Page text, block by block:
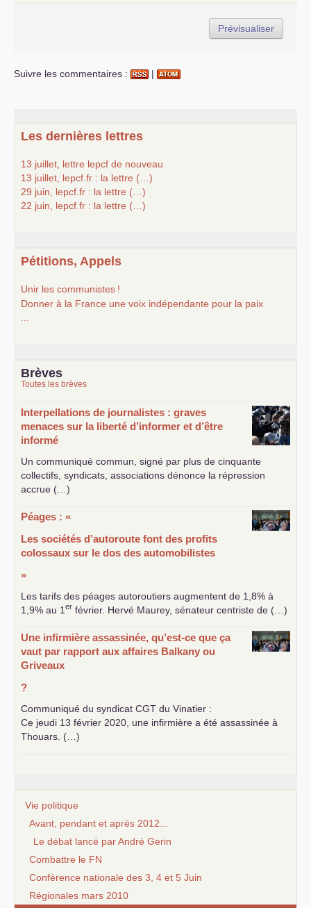
Suivre les commentaires : |
Les dernières lettres
13 juillet, lettre lepcf de nouveau
13 juillet, lepcf.fr : la lettre (…)
29 juin, lepcf.fr : la lettre (…)
22 juin, lepcf.fr : la lettre (…)
Pétitions, Appels
Unir les communistes !
Donner à la France une voix indépendante pour la paix
Brèves
Toutes les brèves
Interpellations de journalistes : graves
menaces sur la liberté d’informer et d’être
informé
Un communiqué commun, signé par plus de cinquante
collectifs, syndicats, associations dénonce la répression
accrue (…)
Péages : «
Les sociétés d’autoroute font des profits
colossaux sur le dos des automobilistes
»
Les tarifs des péages autoroutiers augmentent de 1,8% à
1,9% au 1 er février. Hervé Maurey, sénateur centriste de (…)
Une infirmière assassinée, qu’est-ce que ça
vaut par rapport aux affaires Balkany ou
Griveaux
?
Communiqué du syndicat CGT du Vinatier :
Ce jeudi 13 février 2020, une infirmière a été assassinée à
Thouars. (…)
Vie politique
Avant, pendant et après 2012...
Le débat lancé par André Gerin
Combattre le FN
Conférence nationale des 3, 4 et 5 Juin
Régionales mars 2010